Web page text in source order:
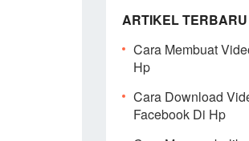
ARTIKEL TERBARU
Cara Membuat
Hp
Cara Download
Facebook Di Hp